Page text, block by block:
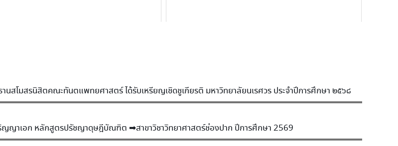
นสโมสรนิสิตคณะทันตแพทยศาสตร์ ได้รับเหรียญเชิดชูเกียรติ มหาวิทยาลัยนเรศวร ประจำปีการศึกษา ๒๕๖๘
ญญาเอก หลักสูตรปรัชญาดุษฎีบัณฑิต ➡สาขาวิชาวิทยาศาสตร์ช่องปาก ปีการศึกษา 2569